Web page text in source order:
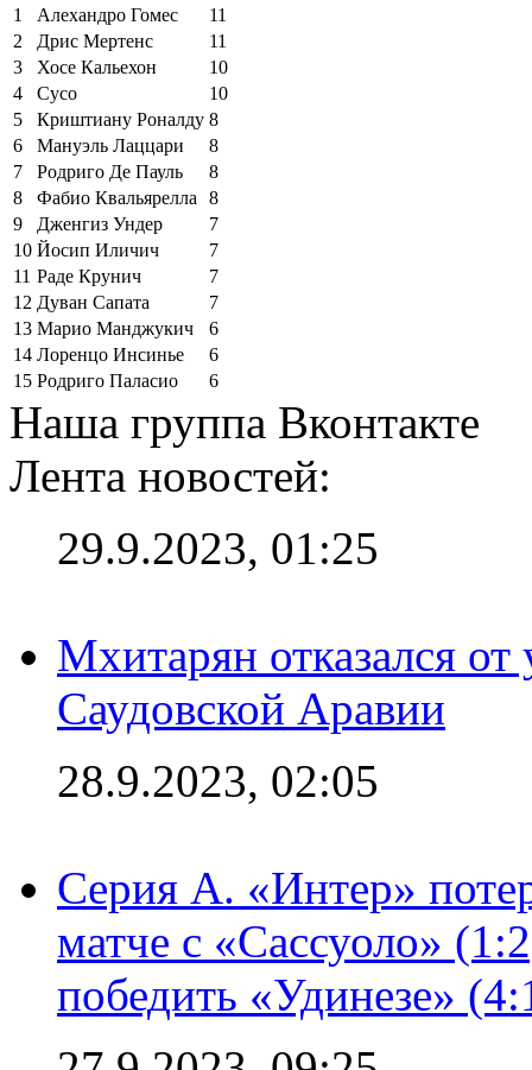
1
Алехандро Гомес
11
2
Дрис Мертенс
11
3
Хосе Кальехон
10
4
Сусо
10
5
Криштиану Роналду 8
6
Мануэль Лаццари
8
7
Родриго Де Пауль
8
8
Фабио Квальярелла
8
9
Дженгиз Ундер
7
10 Йосип Иличич
7
11 Раде Крунич
7
12 Дуван Сапата
7
13 Марио Манджукич
6
14 Лоренцо Инсинье
6
15 Родриго Паласио 6
Наша группа Вконтакте
Лента новостей:
29.9.2023, 01:25
Мхитарян отказался от
Саудовской Аравии
28.9.2023, 02:05
Серия А. «Интер»
матче с «Сассуоло»
победить «Удинезе»